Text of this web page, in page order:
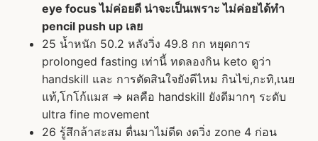
eye focus ไม่ค่อยดี น่าจะเป็นเพราะ ไม่ค่อยได้ทำ
pencil push up เลย
25 น้ำหนัก 50.2 หลังวิ่ง 49.8 กก หยุดการ
prolonged fasting เท่านี้ ทดลองกิน keto ดูว่า
handskill และ การตัดสินใจยังดีไหม กินไข่,กะทิ,เนย
แท้,โกโก้แมส => ผลคือ handskill ยังดีมากๆ ระดับ
ultra fine movement
26 รู้สึกล้าสะสม ตื่นมาไม่ดีด งดวิ่ง zone 4 ก่อน